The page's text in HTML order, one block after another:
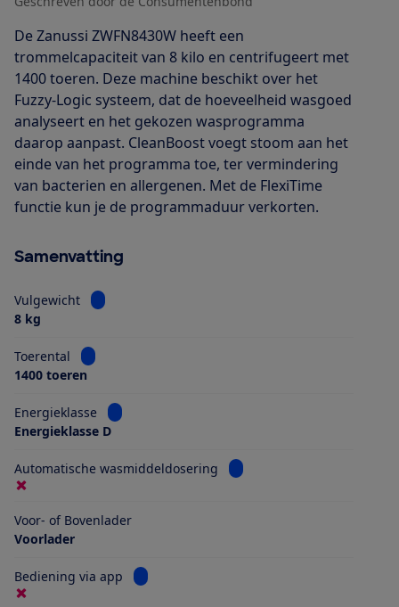
De Zanussi ZWFN8430W heeft een
trommelcapaciteit van 8 kilo en centrifugeert met
1400 toeren. Deze machine beschikt over het
Fuzzy-Logic systeem, dat de hoeveelheid wasgoed
analyseert en het gekozen wasprogramma
daarop aanpast. CleanBoost voegt stoom aan het
einde van het programma toe, ter vermindering
van bacterien en allergenen. Met de FlexiTime
functie kun je de programmaduur verkorten.
Samenvatting
Vulgewicht
Bekijk informatie voor Vulgewicht
8 kg
Toerental
Bekijk informatie voor Toerental
1400 toeren
Energieklasse
Bekijk informatie voor Energieklasse
Energieklasse D
Automatische wasmiddeldosering Bekijk informatie voor
Voor- of Bovenlader
Voorlader
Bediening via app Bekijk informatie voor Bediening via app